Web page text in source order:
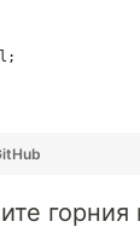
горния